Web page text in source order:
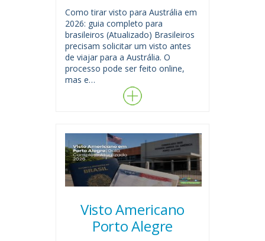
Como tirar visto para Austrália em
2026: guia completo para
brasileiros (Atualizado) Brasileiros
precisam solicitar um visto antes
de viajar para a Austrália. O
processo pode ser feito online,
mas e…
Visto Americano
Porto Alegre